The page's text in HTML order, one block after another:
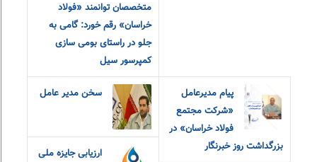
متخصصان توانمند «فولاد
خراسان» رقم خورد: گامی به
جلو در راستای بومی سازی
کمپرسور سیل
پیام مدیرعامل
«شرکت مجتمع
فولاد خراسان» در
بزرگداشت روز خبرنگار
سخن مدیر عامل
ارزیابی جایزه ملی